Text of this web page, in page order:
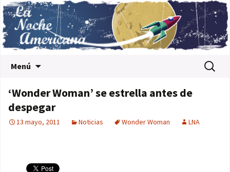
Menú Buscar:
‘Wonder Woman’ se estrella antes de
despegar
13 mayo, 2011 Noticias Wonder Woman LNA